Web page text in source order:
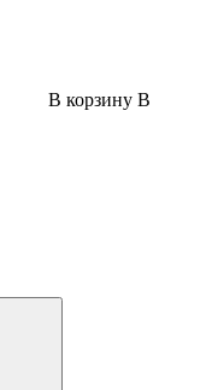
В корзину В